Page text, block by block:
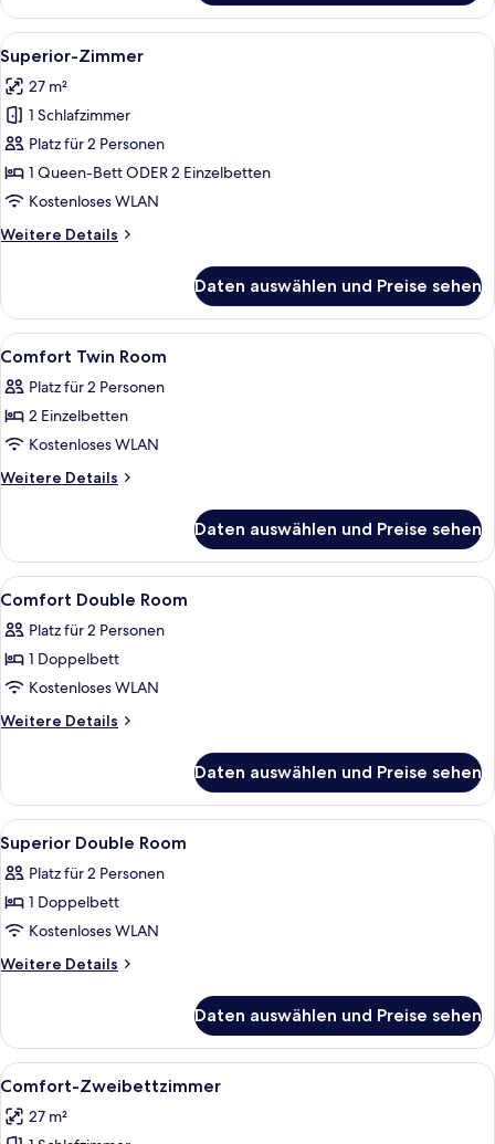
Doppelzimmer
Alle
Fotos
für
Superior-
Zimmer
anzeigen
Ein Hotelzimmer mit einem Bett,
8
Superior-Zimmer
27 m²
1 Schlafzimmer
Platz für 2 Personen
1 Queen-Bett ODER 2 Einzelbetten
Kostenloses WLAN
Weitere Details
Weitere
Zimmer
Daten auswählen und Preise sehen
Alle
Fotos
für
Comfort
Twin
Room
Ein Hotelzimmer mit zwei Betten,
5
Comfort Twin Room
Platz für 2 Personen
2 Einzelbetten
Kostenloses WLAN
Weitere Details
Weitere
Twin
Room
Daten auswählen und Preise sehen
Alle
Fotos
für
Comfort
Double
Room
Ein Hotelzimmer mit Bett,
5
Comfort Double Room
Platz für 2 Personen
1 Doppelbett
Kostenloses WLAN
Weitere Details
Weitere
Double
Room
Daten auswählen und Preise sehen
Alle
Fotos
für
Superior
Double
Room
Allergikerbettwaren, Zimmersafe,
2
Superior Double Room
Platz für 2 Personen
1 Doppelbett
Kostenloses WLAN
Weitere Details
Weitere
Double
Room
Daten auswählen und Preise sehen
Alle
Fotos
für
Ein Hotelzimmer mit zwei Betten,
5
Comfort-Zweibettzimmer
27 m²